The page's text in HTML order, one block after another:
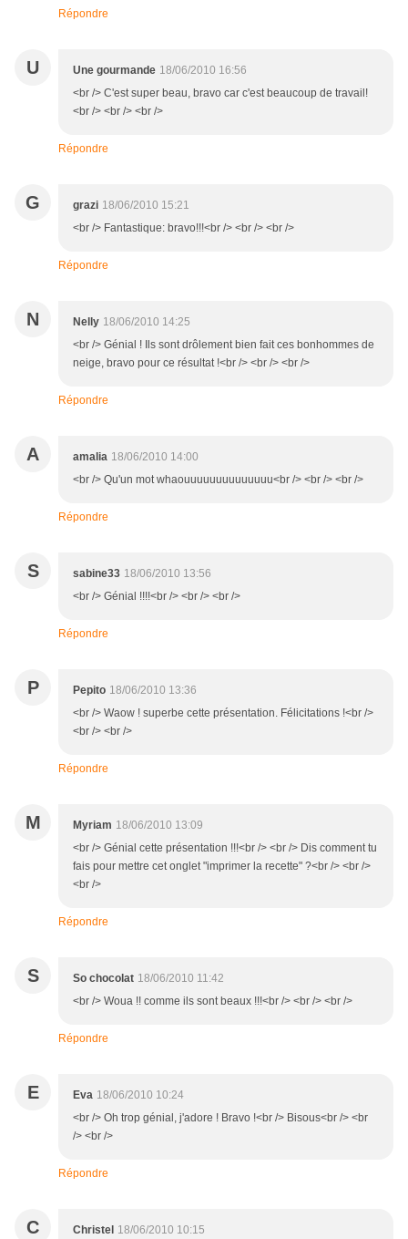
Répondre
U Une gourmande 18/06/2010 16:56
<br /> C'est super beau, bravo car c'est beaucoup de travail!
<br /> <br /> <br />
Répondre
G grazi 18/06/2010 15:21
<br /> Fantastique: bravo!!!<br /> <br /> <br />
Répondre
N Nelly 18/06/2010 14:25
<br /> Génial ! Ils sont drôlement bien fait ces bonhommes de
neige, bravo pour ce résultat !<br /> <br /> <br />
Répondre
A amalia 18/06/2010 14:00
<br /> Qu'un mot whaouuuuuuuuuuuuuu<br /> <br /> <br />
Répondre
S sabine33 18/06/2010 13:56
<br /> Génial !!!!<br /> <br /> <br />
Répondre
P Pepito 18/06/2010 13:36
<br /> Waow ! superbe cette présentation. Félicitations !<br />
<br /> <br />
Répondre
M Myriam 18/06/2010 13:09
<br /> Génial cette présentation !!!<br /> <br /> Dis comment tu
fais pour mettre cet onglet "imprimer la recette" ?<br /> <br />
<br />
Répondre
S So chocolat 18/06/2010 11:42
<br /> Woua !! comme ils sont beaux !!!<br /> <br /> <br />
Répondre
E Eva 18/06/2010 10:24
<br /> Oh trop génial, j'adore ! Bravo !<br /> Bisous<br /> <br
/> <br />
Répondre
C Christel 18/06/2010 10:15